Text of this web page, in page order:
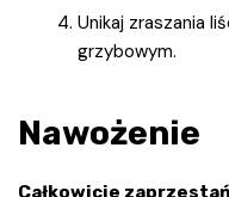
Unikaj zraszania
grzybowym.
Nawożenie
Całkowicie